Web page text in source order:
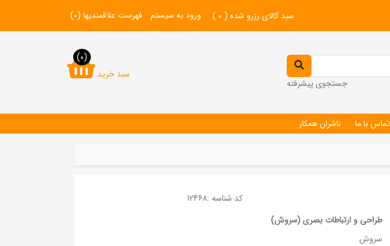
سبد کالای رزرو شده ( 0
) ورود به سیستم فهرست علاقمندیها (0)
جستجوی پیشرفته
سبد خرید
(0)
تماس با ما ناشران همکار
کد شناسه :12468
طراحی و ارتباطات بصری (سروش)
سروش